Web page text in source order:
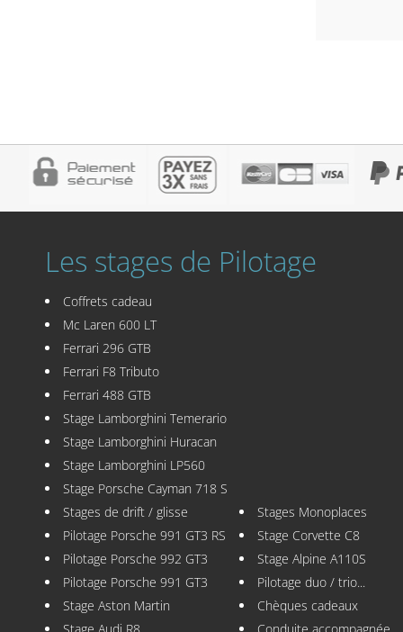
Les stages de Pilotage
Coffrets cadeau
Mc Laren 600 LT
Ferrari 296 GTB
Ferrari F8 Tributo
Ferrari 488 GTB
Stage Lamborghini Temerario
Stage Lamborghini Huracan
Stage Lamborghini LP560
Stage Porsche Cayman 718 S
Stages de drift / glisse
Pilotage Porsche 991 GT3 RS
Pilotage Porsche 992 GT3
Pilotage Porsche 991 GT3
Stage Aston Martin
Stage Audi R8
Stages Monoplaces
Stage Corvette C8
Stage Alpine A110S
Pilotage duo / trio...
Chèques cadeaux
Conduite accompagnée